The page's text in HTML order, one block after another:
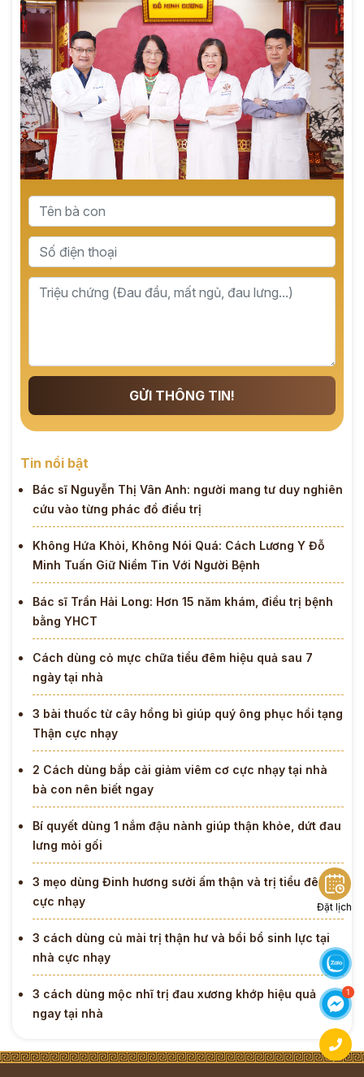
GỬI THÔNG TIN!
Tin nổi bật
Bác sĩ Nguyễn Thị Vân Anh: người mang tư duy nghiên
cứu vào từng phác đồ điều trị
Không Hứa Khỏi, Không Nói Quá: Cách Lương Y Đỗ
Minh Tuấn Giữ Niềm Tin Với Người Bệnh
Bác sĩ Trần Hải Long: Hơn 15 năm khám, điều trị bệnh
bằng YHCT
Cách dùng cỏ mực chữa tiểu đêm hiệu quả sau 7
ngày tại nhà
3 bài thuốc từ cây hồng bì giúp quý ông phục hồi tạng
Thận cực nhạy
2 Cách dùng bắp cải giảm viêm cơ cực nhạy tại nhà
bà con nên biết ngay
Bí quyết dùng 1 nắm đậu nành giúp thận khỏe, dứt đau
lưng mỏi gối
3 mẹo dùng Đinh hương sưởi ấm thận và trị tiểu đêm
cực nhạy
3 cách dùng củ mài trị thận hư và bồi bổ sinh lực tại
nhà cực nhạy
3 cách dùng mộc nhĩ trị đau xương khớp hiệu quả
ngay tại nhà
Đặt lịch